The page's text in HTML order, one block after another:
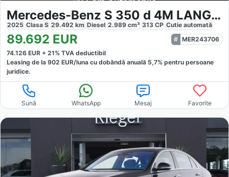
Mercedes-Benz S 350 d 4M LANG AMG
2025 Clasa S 29.492 km Diesel 2.989 cm³ 313 CP Cutie automată
89.692 EUR
MER243706
74.126 EUR + 21% TVA deductibil
Leasing de la 902 EUR/luna cu dobăndă anuală 5,7% pentru persoane
juridice.
Sună WhatsApp Mesaj Favorite